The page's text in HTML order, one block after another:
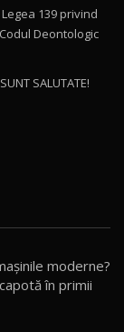
după el
139 privind
Deontologic
SALUTATE!
moderne?
în primii